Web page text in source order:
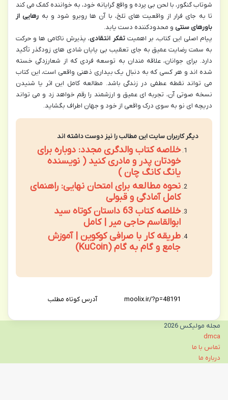
شوتاب گنگور، با لحن بی پرده و واقع گرایانه خود، به خواننده کمک می کند
تا به جای فرار از واقعیت های تلخ، با آن ها روبرو شود و به رهایی از
باورهای سنتی و محدودکننده دست یابد.
پیام اصلی این کتاب، بر اهمیتتفکر انتقادی، پذیرش ناکامی ها و حرکت
به سمت رضایت عمیق به جای تعقیب بی پایان شادی های زودگذر تأکید
دارد. برای جوانان، علاقه مندان به توسعه فردی که از شعارزدگی خسته
شده اند و هر کسی که به دنبال یک بیداری ذهنی واقعی است، این کتاب
می تواند نقطه عطفی در زندگی باشد. مطالعه کامل این اثر یا شنیدن
نسخه صوتی آن، تجربه ای عمیق و ارزشمند را رقم خواهد زد و می تواند
دریچه ای نو به سوی درک واقعی از خود و جهان اطراف بگشاید.
دیگر کاربران سایت این مطالب را نیز دوست داشته اند
خلاصه کتاب والدگری مجدد: دوباره برای
خودتان پدر و مادری کنید ( نویسنده
یانگ کانگ چان )
نحوه مطالعه برای امتحان نهایی: راهنمای
کامل آمادگی و قبولی
خلاصه کتاب 63 داستان کوتاه سید
ابوالقاسم حاجی میر | کامل
طریقه کار با صرافی کوکوین | آموزش
جامع و گام به گام (KuCoin)
آدرس کوتاه مطلب
مجله مولیکس 2026
dmca
تماس با ما
درباره ما